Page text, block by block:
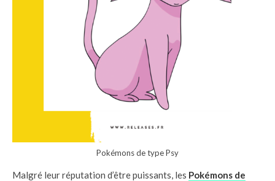
Pokémons de type Psy
Malgré leur réputation d’être puissants, les Pokémons de